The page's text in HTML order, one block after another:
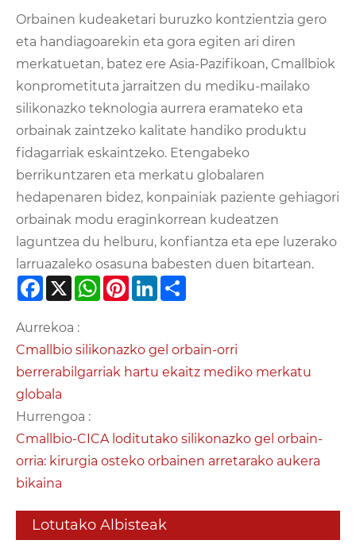
Orbainen kudeaketari buruzko kontzientzia gero
eta handiagoarekin eta gora egiten ari diren
merkatuetan, batez ere Asia-Pazifikoan, Cmallbiok
konprometituta jarraitzen du mediku-mailako
silikonazko teknologia aurrera eramateko eta
orbainak zaintzeko kalitate handiko produktu
fidagarriak eskaintzeko. Etengabeko
berrikuntzaren eta merkatu globalaren
hedapenaren bidez, konpainiak paziente gehiagori
orbainak modu eraginkorrean kudeatzen
laguntzea du helburu, konfiantza eta epe luzerako
larruazaleko osasuna babesten duen bitartean.
Facebook
X WhatsApp
Pinterest
LinkedIn
Aurrekoa :
Cmallbio silikonazko gel orbain-orri
berrerabilgarriak hartu ekaitz mediko merkatu
globala
Hurrengoa :
Cmallbio-CICA loditutako silikonazko gel orbain-
orria: kirurgia osteko orbainen arretarako aukera
bikaina
Lotutako Albisteak